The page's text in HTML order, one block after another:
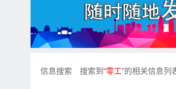
信息搜索 搜索到“零工”的相关信息列